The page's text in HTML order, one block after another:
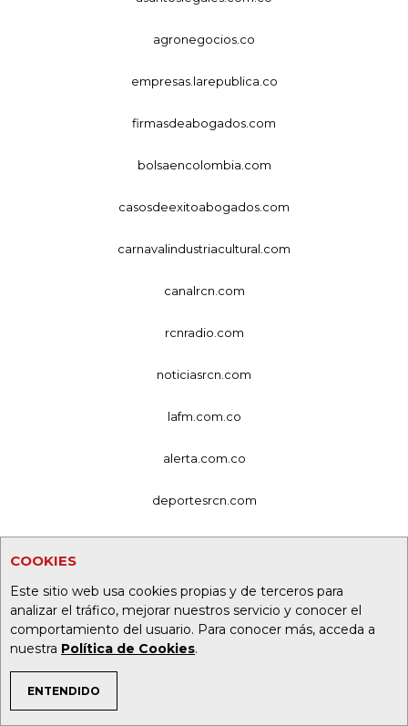
COOKIES
Este sitio web usa cookies propias y de terceros para
analizar el tráfico, mejorar nuestros servicio y conocer el
comportamiento del usuario. Para conocer más, acceda a
nuestra Política de Cookies.
ENTENDIDO
TEMAS DE INTERÉS
agronegocios.co
empresas.larepublica.co
firmasdeabogados.com
bolsaencolombia.com
casosdeexitoabogados.com
carnavalindustriacultural.com
canalrcn.com
rcnradio.com
noticiasrcn.com
lafm.com.co
alerta.com.co
deportesrcn.com